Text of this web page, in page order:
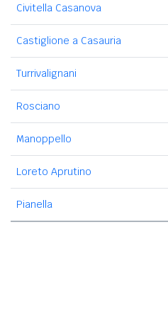
Civitella Casanova
Castiglione a Casauria
Turrivalignani
Rosciano
Manoppello
Loreto Aprutino
Pianella